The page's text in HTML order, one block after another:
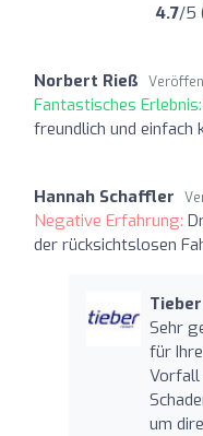
4.7/5
Norbert Rieß
Fantastisches Erlebnis:
freundlich und einfach
Hannah Schaffler
Negative Erfahrung:
der rücksichtslosen
Sehr
für
Vorfall
um